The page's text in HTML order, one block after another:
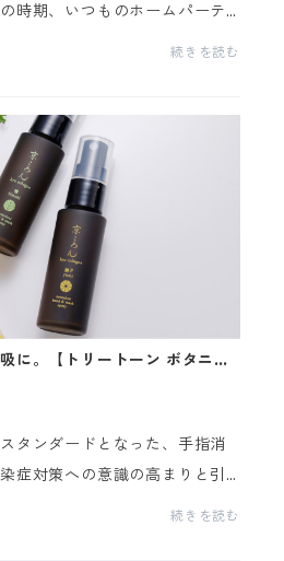
時期、いつものホームパーテ
てみませんか♪焼く・煮る・
続きを読む
に。【トリートーン ボタニカ
タンダードとなった、手指消
症対策への意識の高まりと引
レスに悩む方も増えたのでは
続きを読む